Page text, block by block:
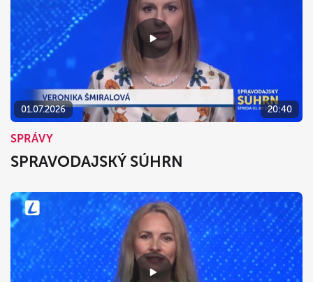
01.07.2026 20:40
SPRÁVY
SPRAVODAJSKÝ SÚHRN